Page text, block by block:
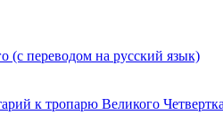
(с переводом на русский язык)
к тропарю Великого Четвертка